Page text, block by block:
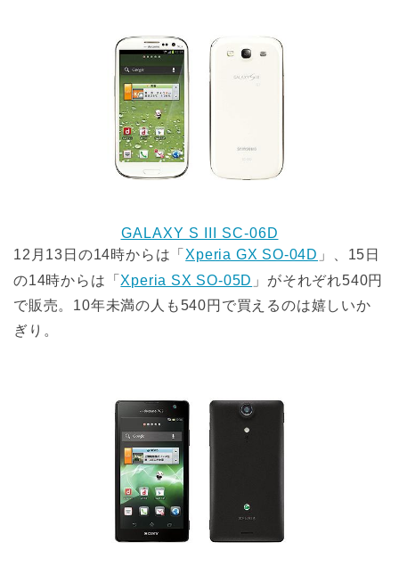
GALAXY S III SC-06D
12月13日の14時からは「 Xperia GX SO-04D 」、15日
の14時からは「 Xperia SX SO-05D 」がそれぞれ540円
で販売。10年未満の人も540円で買えるのは嬉しいか
ぎり。